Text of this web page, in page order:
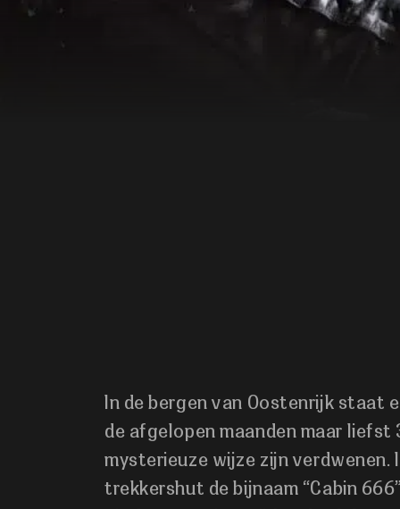
In de bergen van Oostenrijk staat
de afgelopen maanden maar liefst
mysterieuze wijze zijn verdwenen.
trekkershut de bijnaam “Cabin